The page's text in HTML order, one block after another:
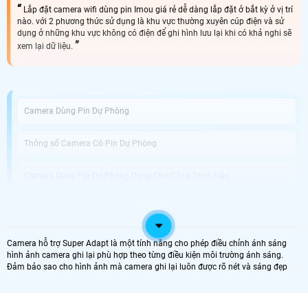
Lắp đặt camera wifi dùng pin Imou giá rẻ dễ dàng lắp đặt ở bắt kỳ ở vị trí
nào. với 2 phương thức sử dụng là khu vực thường xuyên cúp điện và sử
dụng ở những khu vực không có điện để ghi hình lưu lại khi có khả nghi sẽ
xem lại dữ liệu.
Camera Dùng Pin Dự Phòng
Thông số Camera Có Pin Dự Phòng
An Thành Phát Bán Camera Dùng Pin Phòng Uy Tín
Được phát triển với công nghệ tiên tiến, Camera Tích Hợp Pin Dự Phòng không
chỉ là thiết bị giám sát vị trí chuyên dụng mà còn giải pháp hoàn hảo cho
những tình huống mất điện hoặc thiếu nguồn điện. Với khả năng hoạt động
Camera hỗ trợ Super Adapt là một tính năng cho phép điều chỉnh ánh sáng
hình ảnh camera ghi lại phù hợp theo từng điều kiện môi trường ánh sáng.
Đảm bảo sao cho hình ảnh mà camera ghi lại luôn được rõ nét và sáng đẹp